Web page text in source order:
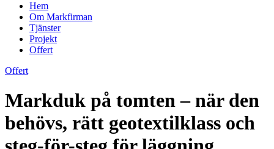
Hem
Om Markfirman
Tjänster
Projekt
Offert
Offert
Markduk på tomten – när den
behövs, rätt geotextilklass och